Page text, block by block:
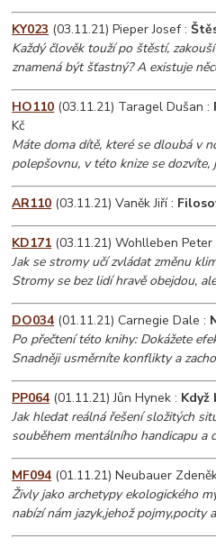
KY023 (03.11.21) Pieper Josef :
Každý člověk touží po štěstí,
znamená být šťastný? A existuje
HO110 (03.11.21) Taragel Dušan :
Kč
Máte doma dítě, které se dloubá v
polepšovnu, v této knize se dozvíte,
AR110 (03.11.21) Vaněk Jiří :
KD171 (03.11.21) Wohlleben Peter
Jak se stromy učí zvládat změnu
Stromy se bez lidí hravě obejdou,
DO034 (01.11.21) Carnegie Dale :
Po přečtení této knihy: Dokážete
Snadněji usměrníte konflikty a
PP064 (01.11.21) Jůn Hynek : Když
Jak hledat reálná řešení složitých
souběhem mentálního handicapu a
MF094 (01.11.21) Neubauer
Živly jako archetypy ekologického
nabízí nám jazyk,jehož pojmy,pocity